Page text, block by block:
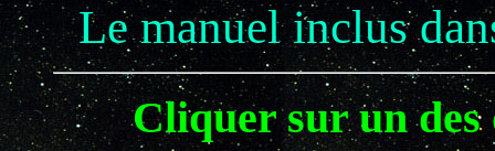
Le manuel inclus
Cliquer sur un des